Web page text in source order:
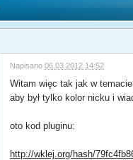
Napisano06.03.2012 14:52
Witam więc tak jak w
aby był tylko kolor nicku i
oto kod pluginu:
http://wklej.org/hash/